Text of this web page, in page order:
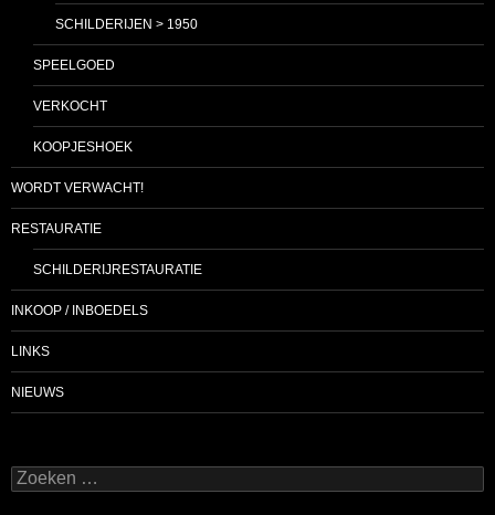
SCHILDERIJEN > 1950
SPEELGOED
VERKOCHT
KOOPJESHOEK
WORDT VERWACHT!
RESTAURATIE
SCHILDERIJRESTAURATIE
INKOOP / INBOEDELS
LINKS
NIEUWS
Zoeken
naar: